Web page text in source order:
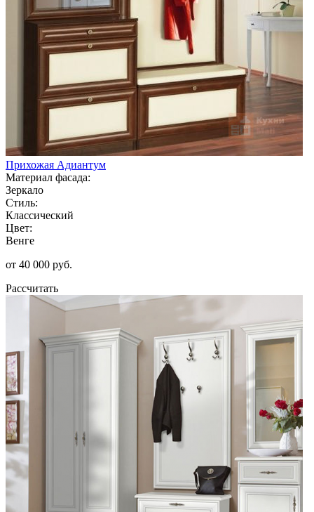
Прихожая Адиантум
Материал фасада:
Зеркало
Стиль:
Классический
Цвет:
Венге
от 40 000 руб.
Рассчитать